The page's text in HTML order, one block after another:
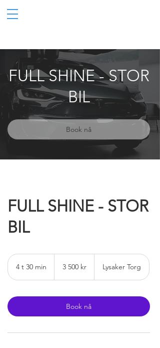
FULL SHINE - STOR
BIL
Book nå
FULL SHINE - STOR
BIL
4 t 30 min
0
i
kroner3 500 kr Lysaker Torg
Book nå